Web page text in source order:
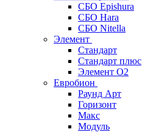
СБО Epishura
СБО Hara
СБО Nitella
Элемент
Стандарт
Стандарт плюс
Элемент О2
Евробион
Раунд Арт
Горизонт
Макс
Модуль